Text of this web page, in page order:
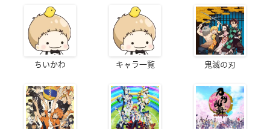
ちいかわ キャラ一覧 鬼滅の刃